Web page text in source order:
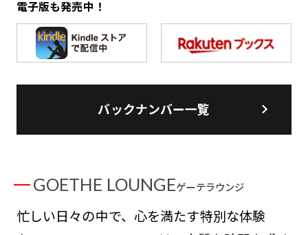
電子版も発売中！
バックナンバー一覧
GOETHE LOUNGEゲーテラウンジ
忙しい日々の中で、心を満たす特別な体験